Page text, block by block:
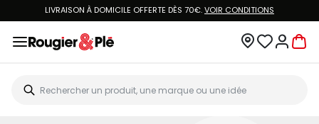
LIVRAISON À DOMICILE OFFERTE DÈS 70€.VOIR CONDITIONS